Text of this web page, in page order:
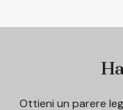
Ottieni un parere